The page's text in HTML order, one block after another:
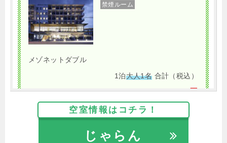
禁煙ルーム
メゾネットダブル
1泊大人1名 合計（税込）
6,250円
じゃらんで確認する
空室情報はコチラ！
じゃらん